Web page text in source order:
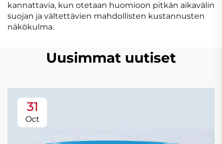
kannattavia, kun otetaan huomioon pitkän aikavälin
suojan ja vältettävien mahdollisten kustannusten
näkökulma.
Uusimmat uutiset
31
Oct